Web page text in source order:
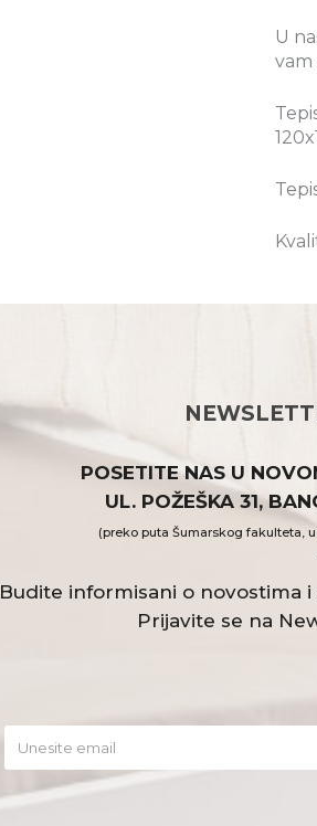
U
POSETITE NAS U
UL. POŽEŠKA 31,
(preko puta Šumarskog fakulteta,
* *
Budite informisani o novostima
Prijavite se na